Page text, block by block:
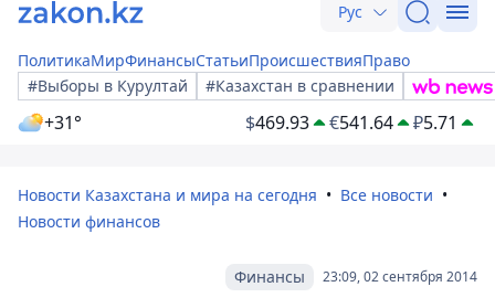
Рус
ПолитикаМирФинансыСтатьиПроисшествияПраво
#Выборы в Курултай
#Казахстан в сравнении
+31° $469.93 €541.64 ₽5.71
Новости Казахстана и мира на сегодня
Все новости
Новости финансов
23:09, 02 сентября 2014
Финансы